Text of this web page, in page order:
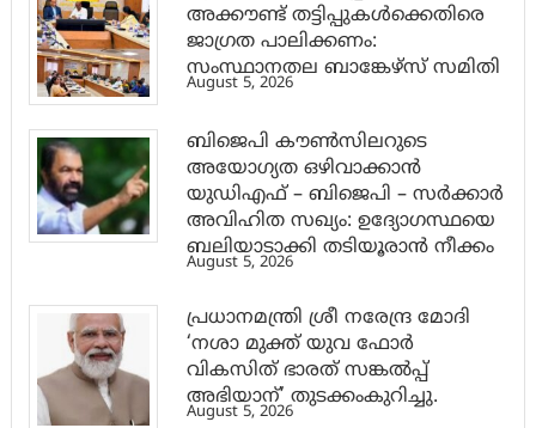
അക്കൗണ്ട് തട്ടിപ്പുകൾക്കെതിരെ
ജാ​ഗ്രത പാലിക്കണം:
സംസ്ഥാനതല ബാങ്കേഴ്സ് സമിതി
August 5, 2026
ബിജെപി കൗൺസിലറുടെ
അയോഗ്യത ഒഴിവാക്കാൻ
യുഡിഎഫ് – ബിജെപി – സർക്കാർ
അവിഹിത സഖ്യം: ഉദ്യോഗസ്ഥയെ
ബലിയാടാക്കി തടിയൂരാൻ നീക്കം
August 5, 2026
പ്രധാനമന്ത്രി ശ്രീ നരേന്ദ്ര മോദി
‘നശാ മുക്ത് യുവ ഫോർ
വികസിത് ഭാരത് സങ്കൽപ്പ്
അഭിയാന്’ തുടക്കംകുറിച്ചു.
August 5, 2026